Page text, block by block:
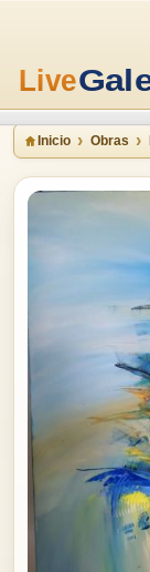
Inicio Obras